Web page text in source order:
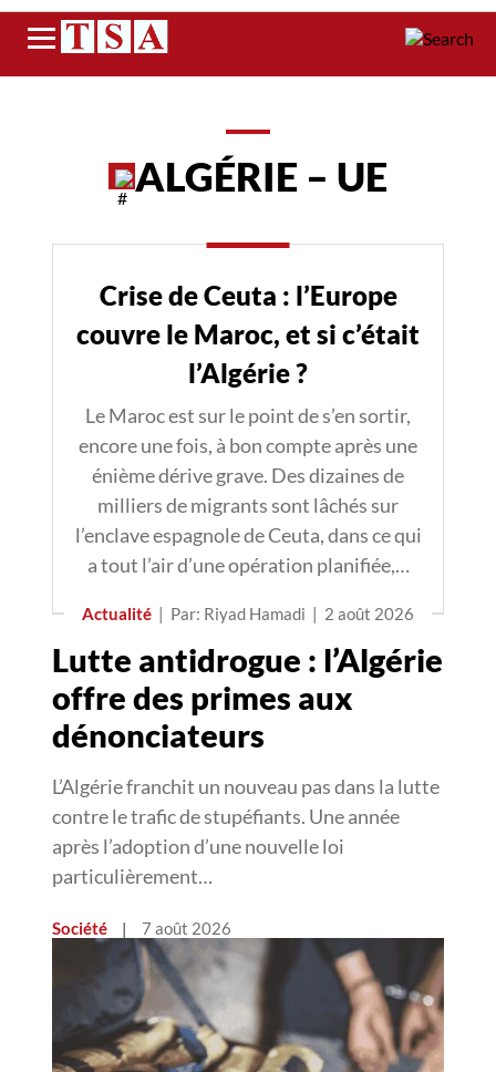
Menu
ALGÉRIE – UE
Crise de Ceuta : l’Europe
couvre le Maroc, et si c’était
l’Algérie ?
Le Maroc est sur le point de s’en sortir,
encore une fois, à bon compte après une
énième dérive grave. Des dizaines de
milliers de migrants sont lâchés sur
l’enclave espagnole de Ceuta, dans ce qui
a tout l’air d’une opération planifiée,…
Actualité | Par: Riyad Hamadi | 2 août 2026
Lutte antidrogue : l’Algérie
offre des primes aux
dénonciateurs
L’Algérie franchit un nouveau pas dans la lutte
contre le trafic de stupéfiants. Une année
après l’adoption d’une nouvelle loi
particulièrement…
Société | 7 août 2026